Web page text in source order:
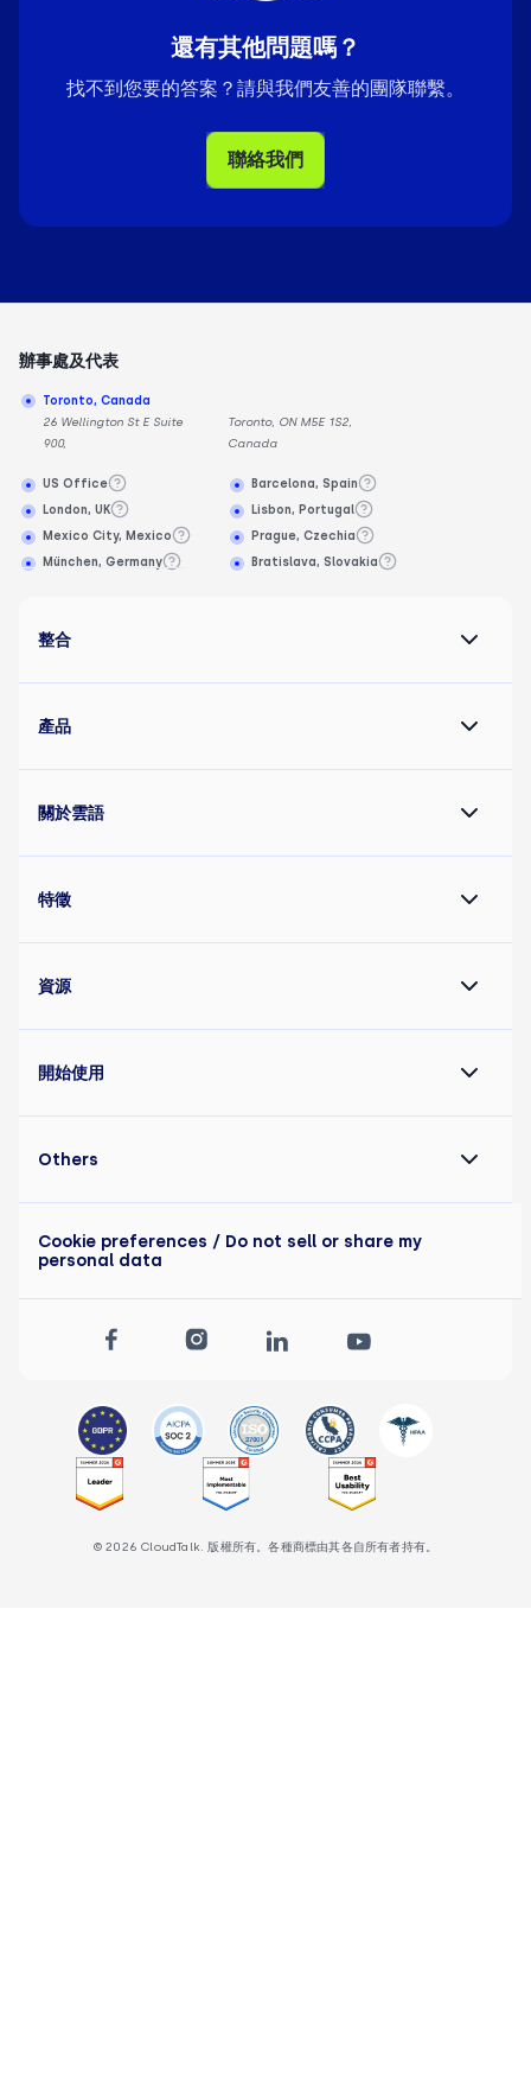
還有其他問題嗎？
找不到您要的答案？請與我們友善的團隊聯繫。
聯絡我們
辦事處及代表
Toronto, Canada
26 Wellington St E Suite
900,
Toronto, ON M5E 1S2,
Canada
US Office
London, UK
Mexico City, Mexico
München, Germany
Barcelona, Spain
Lisbon, Portugal
Prague, Czechia
Bratislava, Slovakia
整合
產品
關於雲語
特徵
資源
開始使用
© 2026 CloudTalk. 版權所有。各種商標由其各自所有者持有。
Others
Cookie preferences / Do not sell or share my
personal data